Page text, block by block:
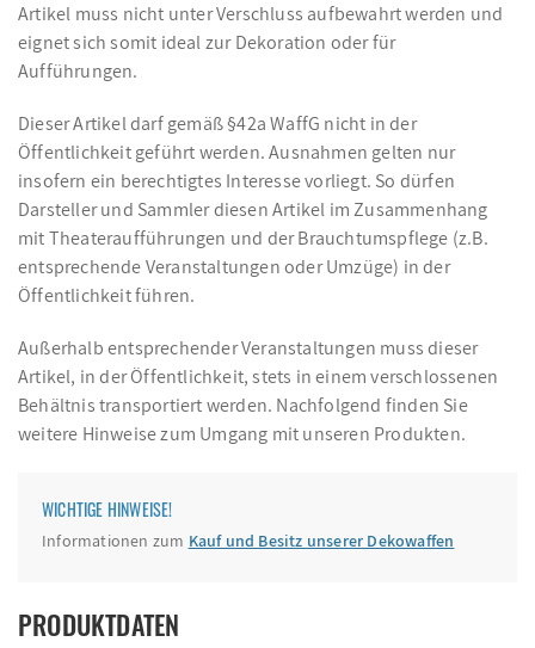
Artikel muss nicht unter Verschluss aufbewahrt werden und
eignet sich somit ideal zur Dekoration oder für
Aufführungen.
Dieser Artikel darf gemäß §42a WaffG nicht in der
Öffentlichkeit geführt werden. Ausnahmen gelten nur
insofern ein berechtigtes Interesse vorliegt. So dürfen
Darsteller und Sammler diesen Artikel im Zusammenhang
mit Theateraufführungen und der Brauchtumspflege (z.B.
entsprechende Veranstaltungen oder Umzüge) in der
Öffentlichkeit führen.
Außerhalb entsprechender Veranstaltungen muss dieser
Artikel, in der Öffentlichkeit, stets in einem verschlossenen
Behältnis transportiert werden. Nachfolgend finden Sie
weitere Hinweise zum Umgang mit unseren Produkten.
WICHTIGE HINWEISE!
Informationen zum Kauf und Besitz unserer Dekowaffen
PRODUKTDATEN